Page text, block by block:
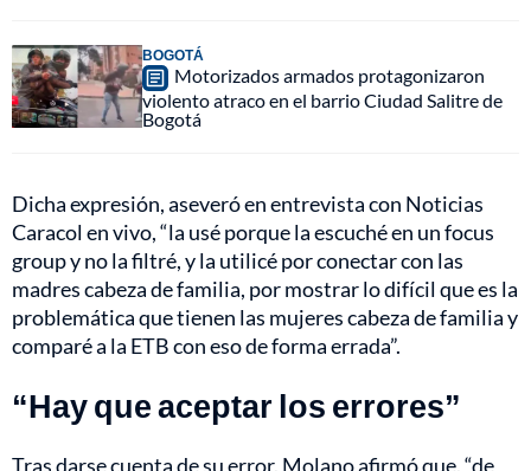
BOGOTÁ
Motorizados armados protagonizaron
violento atraco en el barrio Ciudad Salitre de
Bogotá
Dicha expresión, aseveró en entrevista con Noticias
Caracol en vivo, “la usé porque la escuché en un focus
group y no la filtré, y la utilicé por conectar con las
madres cabeza de familia, por mostrar lo difícil que es la
problemática que tienen las mujeres cabeza de familia y
comparé a la ETB con eso de forma errada”.
“Hay que aceptar los errores”
Tras darse cuenta de su error, Molano afirmó que, “de